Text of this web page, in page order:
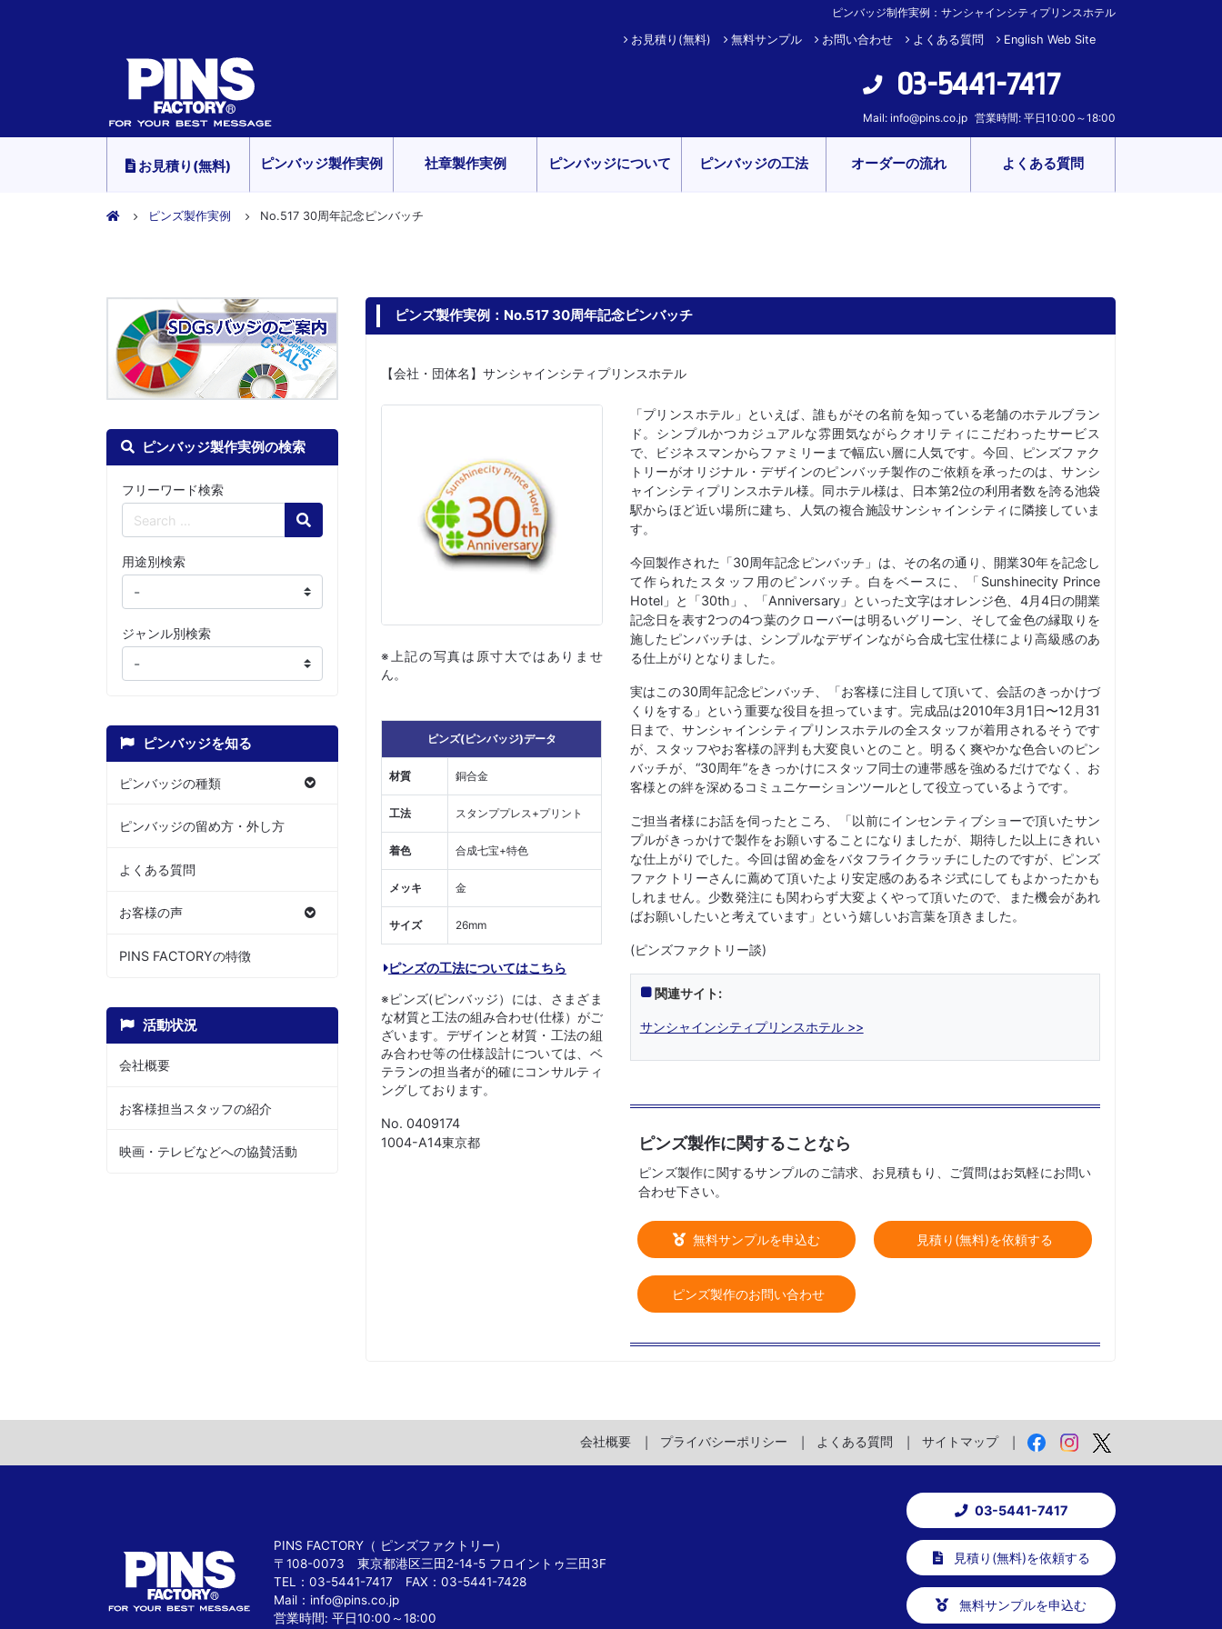
ピンバッジ制作実例：サンシャインシティプリンスホテル
お見積り(無料) 無料サンプル お問い合わせ よくある質問 English Web Site
03-5441-7417
Mail: info@pins.co.jp 営業時間: 平日10:00～18:00
お見積り(無料) ピンバッジ製作実例 社章製作実例 ピンバッジについて ピンバッジの工法 オーダーの流れ よくある質問
ピンズ製作実例 No.517 30周年記念ピンバッチ
ピンバッジ製作実例の検索
フリーワード検索
Search
用途別検索
ジャンル別検索
ピンバッジを知る
ピンバッジの種類
ピンバッジの留め方・外し方
よくある質問
お客様の声
PINS FACTORYの特徴
活動状況
会社概要
お客様担当スタッフの紹介
映画・テレビなどへの協賛活動
ピンズ製作実例：No.517 30周年記念ピンバッチ
【会社・団体名】サンシャインシティプリンスホテル
※上記の写真は原寸大ではありませ
ん。
ピンズ(ピンバッジ)データ
材質 銅合金
工法 スタンププレス+プリント
着色 合成七宝+特色
メッキ 金
サイズ 26mm
ピンズの工法についてはこちら
※ピンズ(ピンバッジ）には、さまざま
な材質と工法の組み合わせ(仕様）がご
ざいます。デザインと材質・工法の組
み合わせ等の仕様設計については、ベ
テランの担当者が的確にコンサルティ
ングしております。
No. 0409174
1004-A14東京都
「プリンスホテル」といえば、誰もがその名前を知っている老舗のホテルブラン
ド。シンプルかつカジュアルな雰囲気ながらクオリティにこだわったサービス
で、ビジネスマンからファミリーまで幅広い層に人気です。今回、ピンズファク
トリーがオリジナル・デザインのピンバッチ製作のご依頼を承ったのは、サンシ
ャインシティプリンスホテル様。同ホテル様は、日本第2位の利用者数を誇る池袋
駅からほど近い場所に建ち、人気の複合施設サンシャインシティに隣接していま
す。
今回製作された「30周年記念ピンバッチ」は、その名の通り、開業30年を記念し
て作られたスタッフ用のピンバッチ。白をベースに、「Sunshinecity Prince
Hotel」と「30th」、「Anniversary」といった文字はオレンジ色、4月4日の開業
記念日を表す2つの4つ葉のクローバーは明るいグリーン、そして金色の縁取りを
施したピンバッチは、シンプルなデザインながら合成七宝仕様により高級感のあ
る仕上がりとなりました。
実はこの30周年記念ピンバッチ、「お客様に注目して頂いて、会話のきっかけづ
くりをする」という重要な役目を担っています。完成品は2010年3月1日〜12月31
日まで、サンシャインシティプリンスホテルの全スタッフが着用されるそうです
が、スタッフやお客様の評判も大変良いとのこと。明るく爽やかな色合いのピン
バッチが、“30周年”をきっかけにスタッフ同士の連帯感を強めるだけでなく、お
客様との絆を深めるコミュニケーションツールとして役立っているようです。
ご担当者様にお話を伺ったところ、「以前にインセンティブショーで頂いたサン
プルがきっかけで製作をお願いすることになりましたが、期待した以上にきれい
な仕上がりでした。今回は留め金をバタフライクラッチにしたのですが、ピンズ
ファクトリーさんに薦めて頂いたより安定感のあるネジ式にしてもよかったかも
しれません。少数発注にも関わらず大変よくやって頂いたので、また機会があれ
ばお願いしたいと考えています」という嬉しいお言葉を頂きました。
(ピンズファクトリー談)
関連サイト:
サンシャインシティプリンスホテル >>
ピンズ製作に関することなら
ピンズ製作に関するサンプルのご請求、お見積もり、ご質問はお気軽にお問い
合わせ下さい。
無料サンプルを申込む 見積り(無料)を依頼する
ピンズ製作のお問い合わせ
会社概要 プライバシーポリシー よくある質問 サイトマップ
PINS FACTORY（ ピンズファクトリー）
〒108-0073 東京都港区三田2-14-5 フロイントゥ三田3F
TEL：03-5441-7417 FAX：03-5441-7428
Mail： info@pins.co.jp
営業時間: 平日10:00～18:00
03-5441-7417
見積り(無料)を依頼する
無料サンプルを申込む